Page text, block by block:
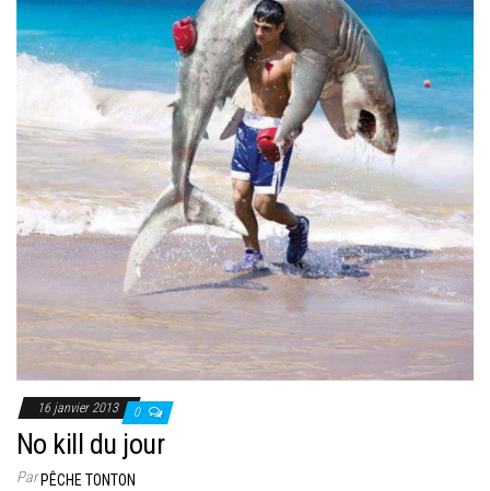
16 janvier 2013 0
No kill du jour
ParPÊCHE TONTON